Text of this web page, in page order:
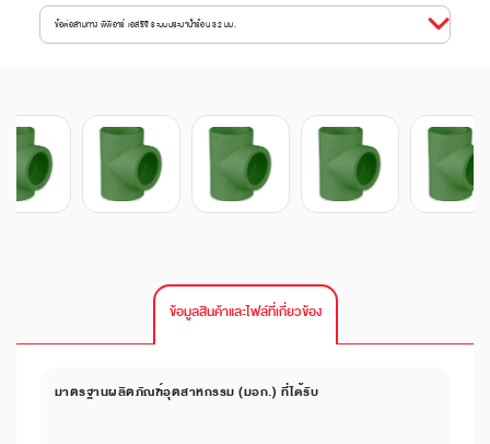
ข้อต่อสามทาง พีพีอาร์ เอสซีจี ระบบประปาน้ำร้อน 32 มม.
ข้อมูลสินค้าและไฟล์ที่เกี่ยวข้อง
มาตรฐานผลิตภัณฑ์อุตสาหกรรม (มอก.) ที่ได้รับ